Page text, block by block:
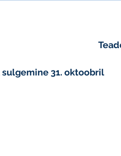
sulgemine 31. oktoobril